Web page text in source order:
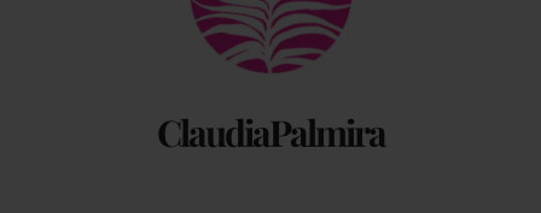
ClaudiaPalmira